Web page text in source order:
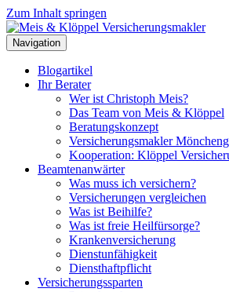
Zum Inhalt springen
Navigation
Blogartikel
Ihr Berater
Wer ist Christoph Meis?
Das Team von Meis & Klöppel
Beratungskonzept
Versicherungsmakler
Kooperation: Klöppel
Beamtenanwärter
Was muss ich versichern?
Versicherungen vergleichen
Was ist Beihilfe?
Was ist freie Heilfürsorge?
Krankenversicherung
Dienstunfähigkeit
Diensthaftpflicht
Versicherungssparten